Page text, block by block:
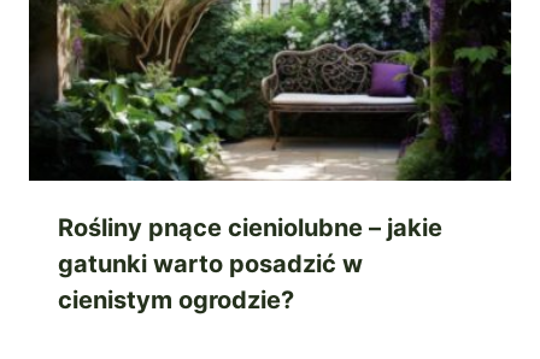
Rośliny pnące cieniolubne – jakie
gatunki warto posadzić w
cienistym ogrodzie?